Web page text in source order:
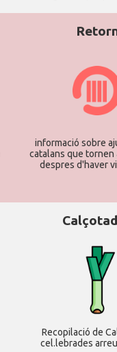
informació sobre
catalans que tornen
despres d'haver
Recopilació de
cel.lebrades